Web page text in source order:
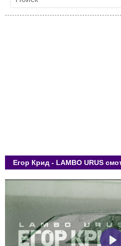
Егор Крид - LAMBO URUS